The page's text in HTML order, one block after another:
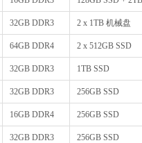
32GB DDR3 2 x 1TB 机械盘
64GB DDR4 2 x 512GB SSD
32GB DDR3 1TB SSD
32GB DDR3 256GB SSD
16GB DDR4 256GB SSD
32GB DDR3 256GB SSD